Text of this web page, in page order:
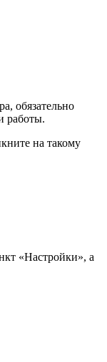
обязательно
работы.
на такому
«Настройки», а